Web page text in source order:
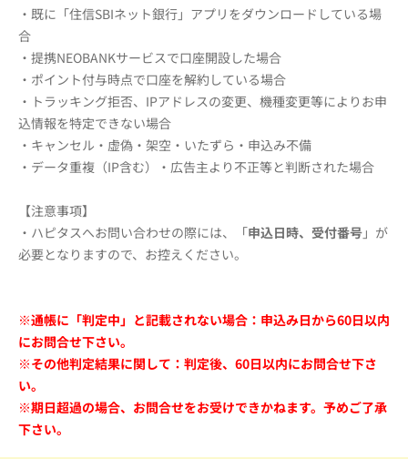
・既に「住信SBIネット銀行」アプリをダウンロードしている場
合
・提携NEOBANKサービスで口座開設した場合
・ポイント付与時点で口座を解約している場合
・トラッキング拒否、IPアドレスの変更、機種変更等によりお申
込情報を特定できない場合
・キャンセル・虚偽・架空・いたずら・申込み不備
・データ重複（IP含む）・広告主より不正等と判断された場合
【注意事項】
・ハピタスへお問い合わせの際には、「申込日時、受付番号」が
必要となりますので、お控えください。
※通帳に「判定中」と記載されない場合：申込み日から60日以内
にお問合せ下さい。
※その他判定結果に関して：判定後、60日以内にお問合せ下さ
い。
※期日超過の場合、お問合せをお受けできかねます。予めご了承
下さい。